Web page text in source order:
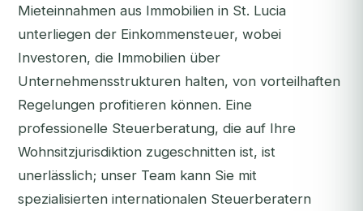
Mieteinnahmen aus Immobilien in St. Lucia
unterliegen der Einkommensteuer, wobei
Investoren, die Immobilien über
Unternehmensstrukturen halten, von vorteilhaften
Regelungen profitieren können. Eine
professionelle Steuerberatung, die auf Ihre
Wohnsitzjurisdiktion zugeschnitten ist, ist
unerlässlich; unser Team kann Sie mit
spezialisierten internationalen Steuerberatern